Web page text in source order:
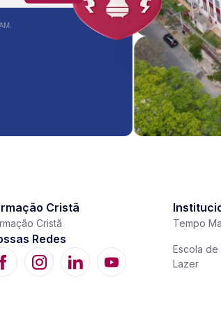
Cristã
Cristã
Redes
Tempo
Escola de
Lazer